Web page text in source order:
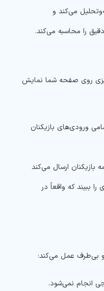
می‌کند و
را محاسبه می‌کند.
روی صفحه شما نمایش
ورودی‌های بازیکنان
بازیکنان ارسال می‌کند
ببیند که واقعاً در
بی‌طرف عمل می‌کند:
انجام نمی‌شود.